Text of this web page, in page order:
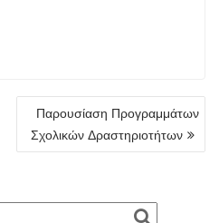
Παρουσίαση Προγραμμάτων
Σχολικών Δραστηριοτήτων